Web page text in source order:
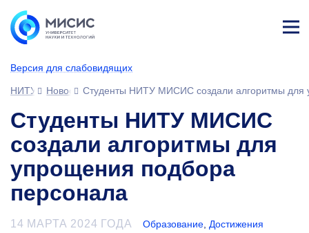
Версия для слабовидящих
ине
НИТУ МИСИС
НовостиСтуденты НИТУ МИСИС создали алгоритмы для
Студенты НИТУ МИСИС
создали алгоритмы для
упрощения подбора
персонала
14 МАРТА 2024 ГОДА Образование Достижения